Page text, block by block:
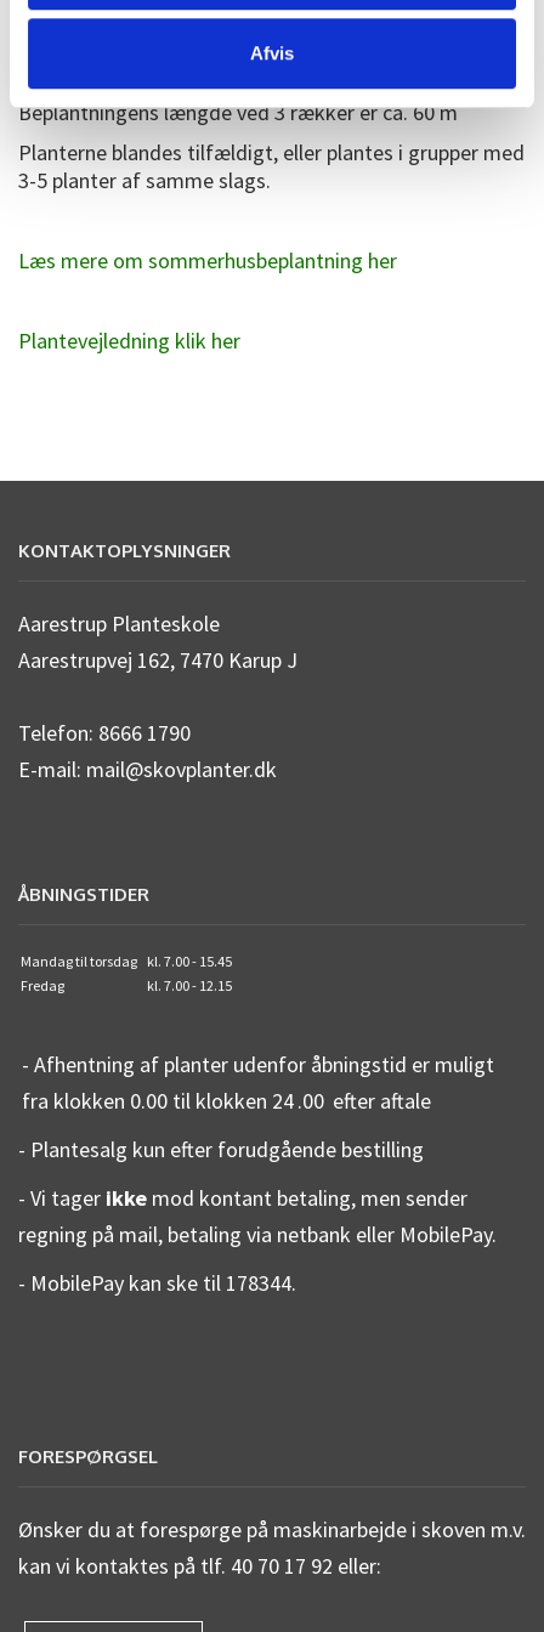
Afvis
Planteafstand 1 m
Beplantningens længde ved 3 rækker er ca. 60 m
Planterne blandes tilfældigt, eller plantes i grupper med
3-5 planter af samme slags.
Læs mere om sommerhusbeplantning her
Plantevejledning klik her
KONTAKTOPLYSNINGER
Aarestrup Planteskole
Aarestrupvej 162, 7470 Karup J
Telefon: 8666 1790
E-mail: mail@skovplanter.dk
ÅBNINGSTIDER
Mandag til torsdag kl. 7.00 - 15.45
Fredag
kl. 7.00 - 12.15
- Afhentning af planter udenfor åbningstid er muligt
fra klokken 0.00 til klokken 24.00 efter aftale
- Plantesalg kun efter forudgående bestilling
- Vi tager ikke mod kontant betaling, men sender
regning på mail, betaling via netbank eller MobilePay.
- MobilePay kan ske til 178344.
FORESPØRGSEL
Ønsker du at forespørge på maskinarbejde i skoven m.v.
kan vi kontaktes på tlf. 40 70 17 92 eller: